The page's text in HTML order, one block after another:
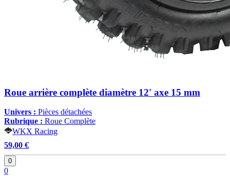
Roue arrière complète diamètre 12' axe 15 mm
Univers : Pièces détachées
Rubrique : Roue Complète
WKX Racing
59,00 €
0
0